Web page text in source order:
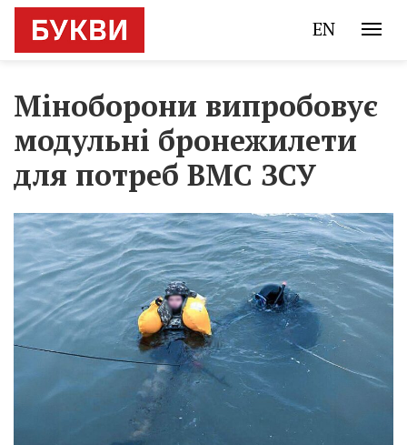
EN
Міноборони випробовує
модульні бронежилети
для потреб ВМС ЗСУ